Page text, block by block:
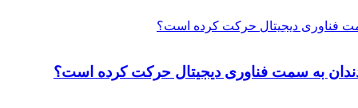
سمت فناوری دیجیتال حرکت کرده است؟
دندان به سمت فناوری دیجیتال حرکت کرده است؟